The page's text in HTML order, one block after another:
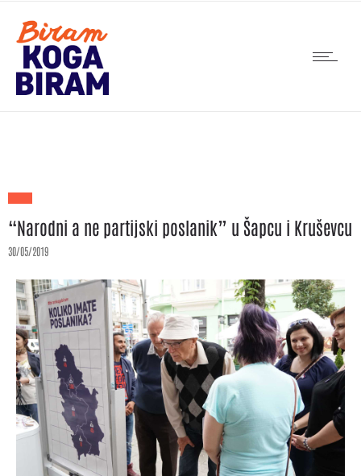
“Narodni a ne partijski poslanik” u Šapcu i Kruševcu
30/05/2019